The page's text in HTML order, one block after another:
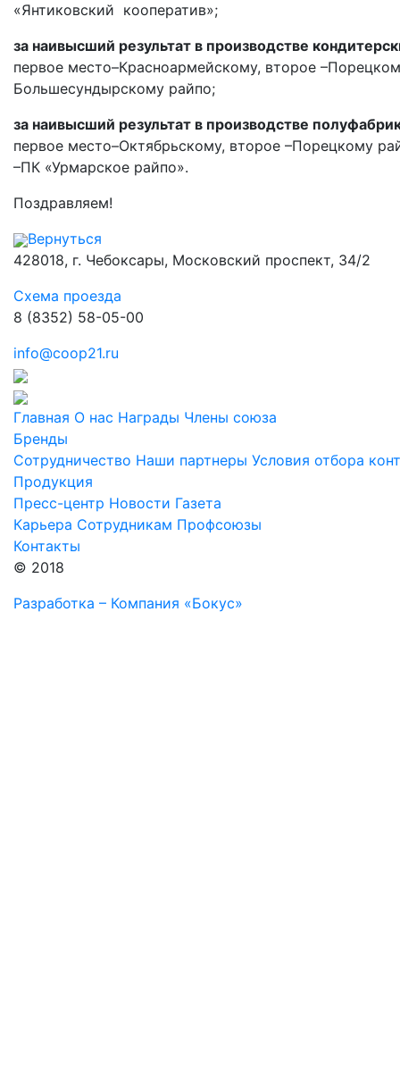
«Янтиковский кооператив»;
за наивысший результат в производстве
первое место–Красноармейскому, второе –
Большесундырскому райпо;
за наивысший результат в производстве
первое место–Октябрьскому, второе –Порецкому
–ПК «Урмарское райпо».
Поздравляем!
Вернуться
428018, г. Чебоксары, Московский проспект, 34/2
Схема проезда
8 (8352) 58-05-00
info@coop21.ru
Главная О нас Награды Члены союза
Бренды
Сотрудничество Наши партнеры Условия отбора
Продукция
Пресс-центр Новости Газета
Карьера Сотрудникам Профсоюзы
Контакты
© 2018
Разработка – Компания «Бокус»